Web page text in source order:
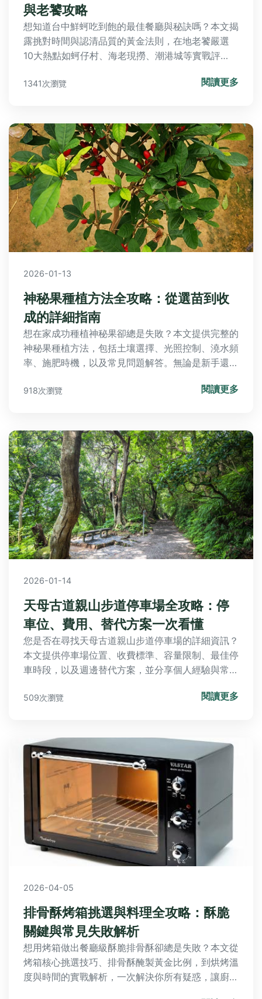
與老饕攻略
想知道台中鮮蚵吃到飽的最佳餐廳與秘訣嗎？本文揭
露挑對時間與認清品質的黃金法則，在地老饕嚴選
10大熱點如蚵仔村、海老現撈、潮港城等實戰評
鬆享受無限量鮮美蚵仔盛宴！
1341次瀏覽 閱讀更多
2026-01-13
神秘果種植方法全攻略：從選苗到收
成的詳細指南
想在家成功種植神秘果卻總是失敗？本文提供完整的
神秘果種植方法，包括土壤選擇、光照控制、澆水頻
率、施肥時機，以及常見問題解答。無論是新手還是
茁壯成長。
918次瀏覽 閱讀更多
2026-01-14
天母古道親山步道停車場全攻略：停
車位、費用、替代方案一次看懂
您是否在尋找天母古道親山步道停車場的詳細資訊？
本文提供停車場位置、收費標準、容量限制、最佳停
車時段，以及週邊替代方案，並分享個人經驗與常見
擾。
509次瀏覽 閱讀更多
2026-04-05
排骨酥烤箱挑選與料理全攻略：酥脆
關鍵與常見失敗解析
想用烤箱做出餐廳級酥脆排骨酥卻總是失敗？本文從
烤箱核心挑選技巧、排骨酥醃製黃金比例，到烘烤溫
度與時間的實戰解析，一次解決你所有疑惑，讓廚房